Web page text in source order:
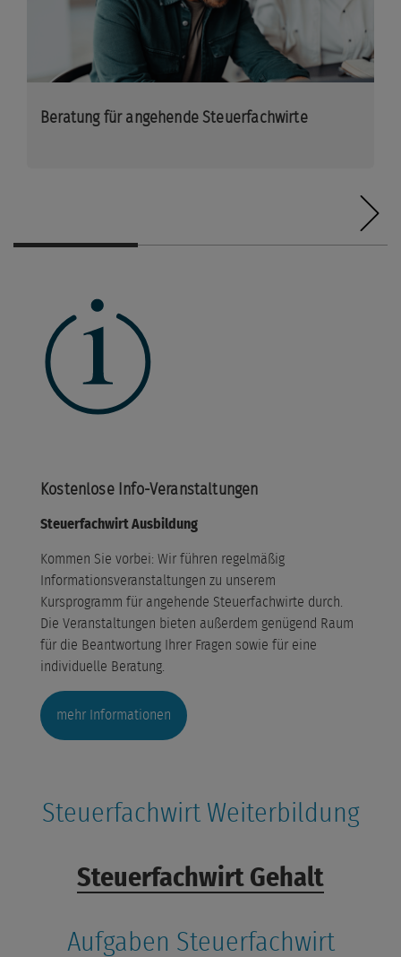
Beratung für angehende Steuerfachwirte
Kostenlose Info-Veranstaltungen
Steuerfachwirt Ausbildung
Kommen Sie vorbei: Wir führen regelmäßig
Informationsveranstaltungen zu unserem
Kursprogramm für angehende Steuerfachwirte durch.
Die Veranstaltungen bieten außerdem genügend Raum
für die Beantwortung Ihrer Fragen sowie für eine
individuelle Beratung.
mehr Informationen
Steuerfachwirt Weiterbildung
Steuerfachwirt Gehalt
Aufgaben Steuerfachwirt